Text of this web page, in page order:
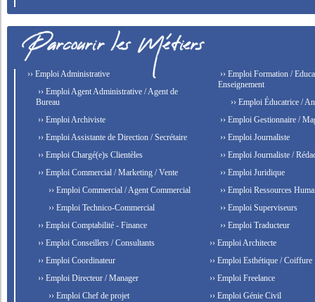
›› Emploi Administrative
›› Emploi Agent Administrative / Agent de
Bureau
›› Emploi Archiviste
›› Emploi Assistante de Direction / Secrétaire
›› Emploi Chargé(e)s Clientèles
›› Emploi Commercial / Marketing / Vente
›› Emploi Commercial / Agent Commercial
›› Emploi Technico-Commercial
›› Emploi Comptabilité - Finance
›› Emploi Conseillers / Consultants
›› Emploi Coordinateur
›› Emploi Directeur / Manager
›› Emploi Chef de projet
›› Emploi Formation /
Enseignement
›› Emploi Éducatrice /
›› Emploi Gestionnaire /
›› Emploi Journaliste
›› Emploi Journaliste /
›› Emploi Juridique
›› Emploi Ressources
›› Emploi Superviseurs
›› Emploi Traducteur
›› Emploi Architecte
›› Emploi Esthétique / Coiffure
›› Emploi Freelance
›› Emploi Génie Civil